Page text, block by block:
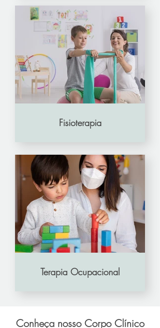
Fisioterapia
Terapia Ocupacional
Conheça nosso Corpo Clínico